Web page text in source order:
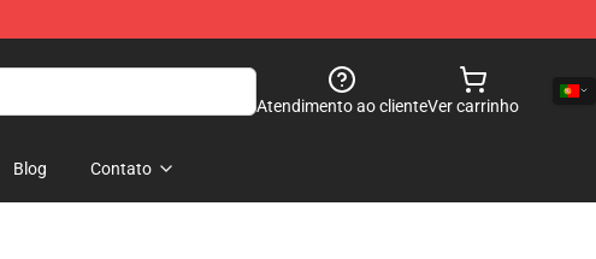
Atendimento ao clienteVer carrinho
Blog Contato